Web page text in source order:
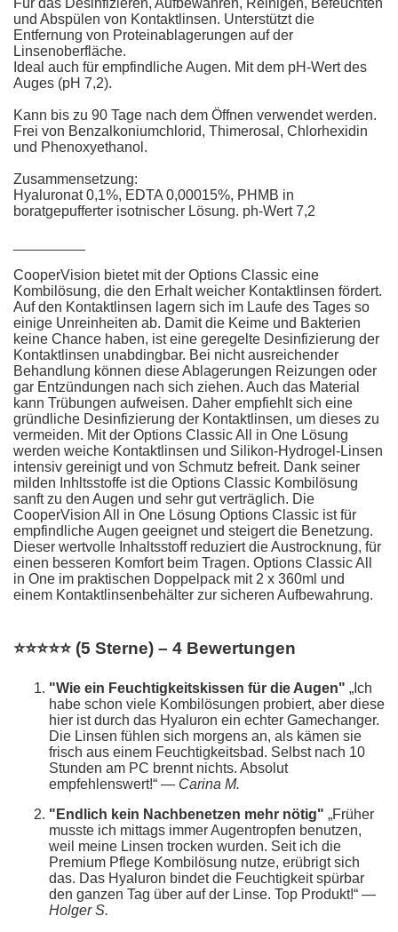
Für das Desinfizieren, Aufbewahren, Reinigen, Befeuchten
und Abspülen von Kontaktlinsen. Unterstützt die
Entfernung von Proteinablagerungen auf der
Linsenoberfläche.
Ideal auch für empfindliche Augen. Mit dem pH-Wert des
Auges (pH 7,2).
Kann bis zu 90 Tage nach dem Öffnen verwendet werden.
Frei von Benzalkoniumchlorid, Thimerosal, Chlorhexidin
und Phenoxyethanol.
Zusammensetzung:
Hyaluronat 0,1%, EDTA 0,00015%, PHMB in
boratgepufferter isotnischer Lösung. ph-Wert 7,2
CooperVision bietet mit der Options Classic eine
Kombilösung, die den Erhalt weicher Kontaktlinsen fördert.
Auf den Kontaktlinsen lagern sich im Laufe des Tages so
einige Unreinheiten ab. Damit die Keime und Bakterien
keine Chance haben, ist eine geregelte Desinfizierung der
Kontaktlinsen unabdingbar. Bei nicht ausreichender
Behandlung können diese Ablagerungen Reizungen oder
gar Entzündungen nach sich ziehen. Auch das Material
kann Trübungen aufweisen. Daher empfiehlt sich eine
gründliche Desinfizierung der Kontaktlinsen, um dieses zu
vermeiden. Mit der Options Classic All in One Lösung
werden weiche Kontaktlinsen und Silikon-Hydrogel-Linsen
intensiv gereinigt und von Schmutz befreit. Dank seiner
milden Inhltsstoffe ist die Options Classic Kombilösung
sanft zu den Augen und sehr gut verträglich. Die
CooperVision All in One Lösung Options Classic ist für
empfindliche Augen geeignet und steigert die Benetzung.
Dieser wertvolle Inhaltsstoff reduziert die Austrocknung, für
einen besseren Komfort beim Tragen. Options Classic All
in One im praktischen Doppelpack mit 2 x 360ml und
einem Kontaktlinsenbehälter zur sicheren Aufbewahrung.
⭐⭐⭐⭐⭐ (5 Sterne) – 4 Bewertungen
"Wie ein Feuchtigkeitskissen für die Augen" „Ich
habe schon viele Kombilösungen probiert, aber diese
hier ist durch das Hyaluron ein echter Gamechanger.
Die Linsen fühlen sich morgens an, als kämen sie
frisch aus einem Feuchtigkeitsbad. Selbst nach 10
Stunden am PC brennt nichts. Absolut
empfehlenswert!“ — Carina M.
"Endlich kein Nachbenetzen mehr nötig" „Früher
musste ich mittags immer Augentropfen benutzen,
weil meine Linsen trocken wurden. Seit ich die
Premium Pflege Kombilösung nutze, erübrigt sich
das. Das Hyaluron bindet die Feuchtigkeit spürbar
den ganzen Tag über auf der Linse. Top Produkt!“ —
Holger S.